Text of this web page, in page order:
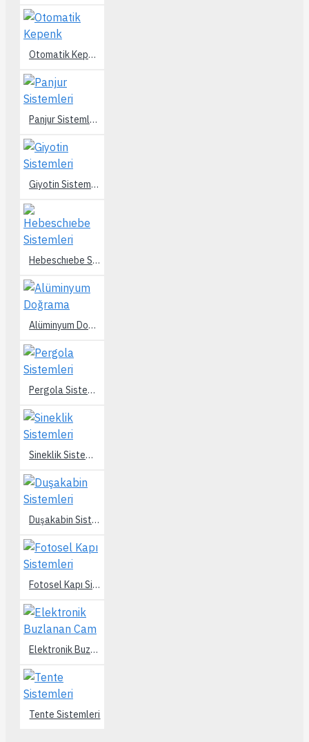
Otomatik Kepenk
Panjur Sistemleri
Giyotin Sistemleri
Hebeschıebe Sistemleri
Alüminyum Doğrama
Pergola Sistemleri
Sineklik Sistemleri
Duşakabin Sistemleri
Fotosel Kapı Sistemleri
Elektronik Buzlanan Cam
Tente Sistemleri